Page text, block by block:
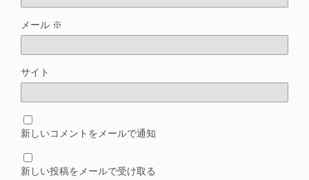
メール ※
サイト
新しいコメントをメールで通知
新しい投稿をメールで受け取る